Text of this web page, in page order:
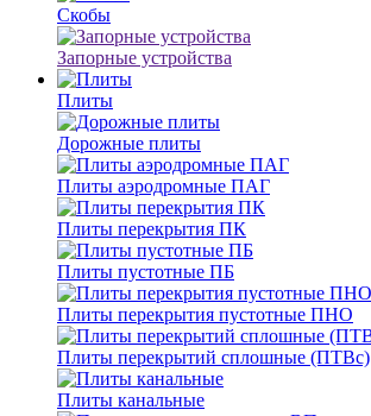
Скобы
Запорные устройства
Плиты
Дорожные плиты
Плиты аэродромные ПАГ
Плиты перекрытия ПК
Плиты пустотные ПБ
Плиты перекрытия пустотные ПНО
Плиты перекрытий сплошные (ПТВс)
Плиты канальные